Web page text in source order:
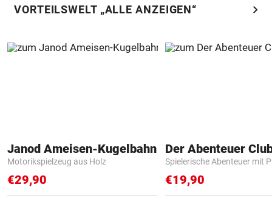
VORTEILSWELT „ALLE ANZEIGEN“ chevron_right
Janod Ameisen-Kugelbahn
Motorikspielzeug aus Holz
€29,90
Der Abenteuer
Spielerische Abenteuer mit
€19,90